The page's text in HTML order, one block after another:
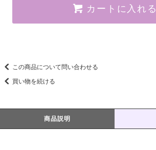
カートに入れる
この商品について問い合わせる
買い物を続ける
商品説明